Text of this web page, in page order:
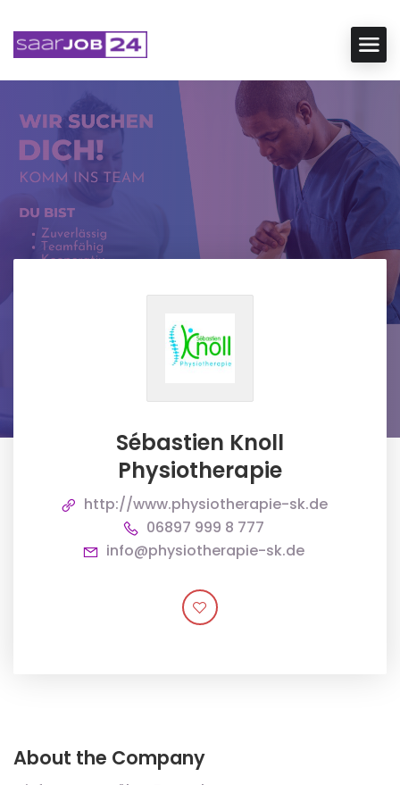
Sébastien Knoll
Physiotherapie
http://www.physiotherapie-sk.de
06897 999 8 777
info@physiotherapie-sk.de
About the Company